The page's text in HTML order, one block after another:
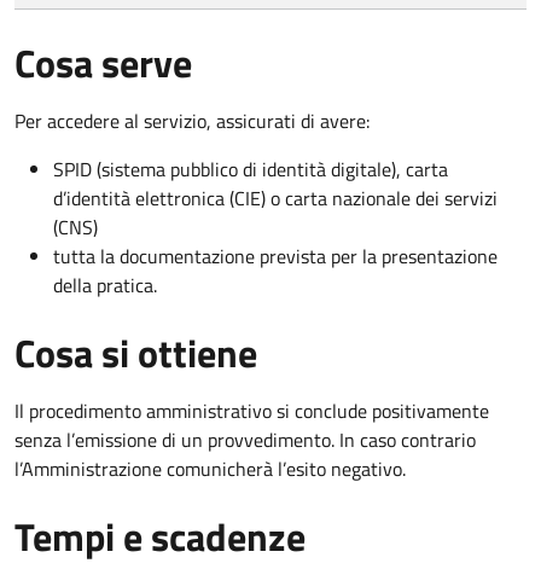
Cosa serve
Per accedere al servizio, assicurati di avere:
SPID (sistema pubblico di identità digitale), carta
d’identità elettronica (CIE) o carta nazionale dei servizi
(CNS)
tutta la documentazione prevista per la presentazione
della pratica.
Cosa si ottiene
Il procedimento amministrativo si conclude positivamente
senza l’emissione di un provvedimento. In caso contrario
l’Amministrazione comunicherà l’esito negativo.
Tempi e scadenze